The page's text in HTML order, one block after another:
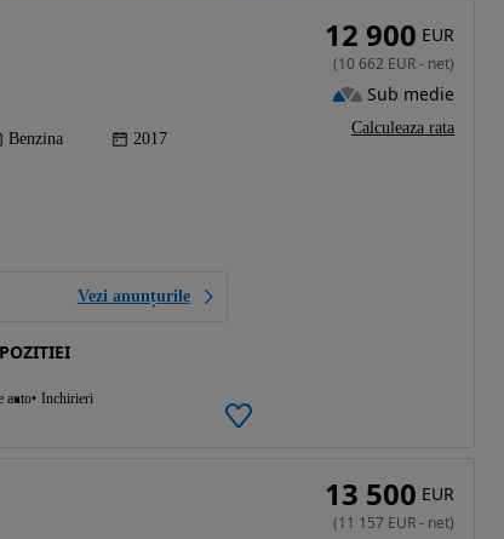
Benzina 2017
Vezi anunțurile
auto Inchirieri
12 900 EUR
(10 662 EUR- net)
Sub medie
Calculeaza rata
13 500 EUR
(11 157 EUR- net)